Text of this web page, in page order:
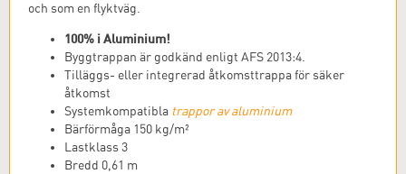
och som en flyktväg.
100% i Aluminium!
Byggtrappan är godkänd enligt AFS 2013:4.
Tilläggs- eller integrerad åtkomsttrappa för säker
åtkomst
Systemkompatibla trappor av aluminium
Bärförmåga 150 kg/m²
Lastklass 3
Bredd 0,61 m